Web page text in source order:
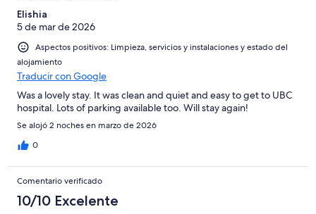
Elishia
5 de mar de 2026
Aspectos positivos: Limpieza, servicios y instalaciones y estado del
alojamiento
Traducir con Google
Was a lovely stay. It was clean and quiet and easy to get to UBC
hospital. Lots of parking available too. Will stay again!
Se alojó 2 noches en marzo de 2026
0
Comentario verificado
10/10 Excelente